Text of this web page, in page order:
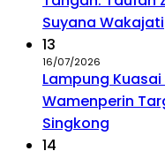
Suyana Wakajati
13
16/07/2026
Lampung Kuasai
Wamenperin
Singkong
14